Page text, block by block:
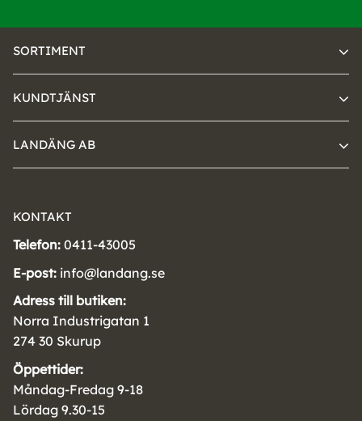
SORTIMENT
KUNDTJÄNST
LANDÄNG AB
KONTAKT
Telefon: 0411-43005
E-post: info@landang.se
Adress till butiken:
Norra Industrigatan 1
274 30 Skurup
Öppettider:
Måndag-Fredag 9-18
Lördag 9.30-15